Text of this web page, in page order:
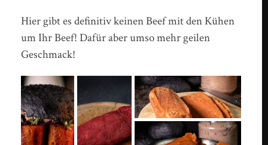
Hier gibt es definitiv keinen Beef mit den Kühen
um Ihr Beef! Dafür aber umso mehr geilen
Geschmack!